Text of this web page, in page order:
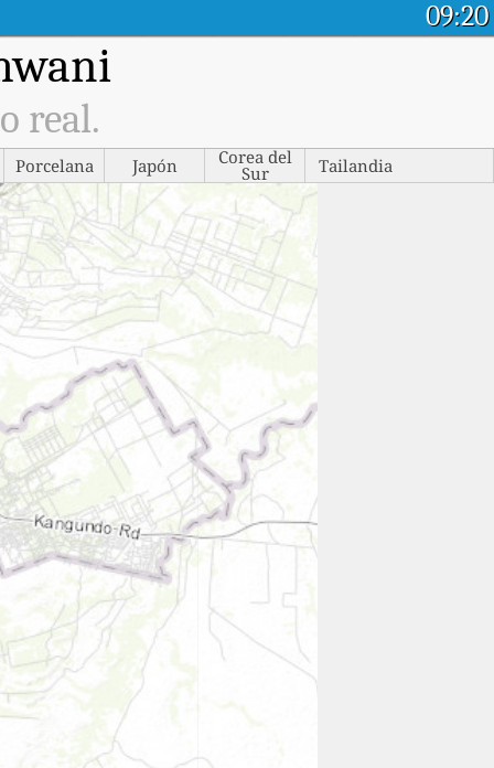
09:20
real.
Porcelana Japón Corea del
Sur Tailandia